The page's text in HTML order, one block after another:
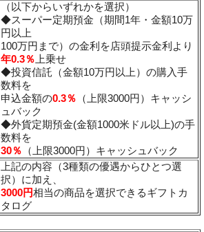
（以下からいずれかを選択）
◆スーパー定期預金（期間1年・金額10万
円以上
100万円まで）の金利を店頭提示金利より
年0.3％ 上乗せ
◆投資信託（金額10万円以上）の購入手
数料を
申込金額の0.3％ （上限3000円）キャッシ
ュバック
◆外貨定期預金(金額1000米ドル以上)の手
数料を
30％ （上限3000円）キャッシュバック
上記の内容（3種類の優遇からひとつ選
択）に加え、
3000円相当の商品を選択できるギフトカ
タログ